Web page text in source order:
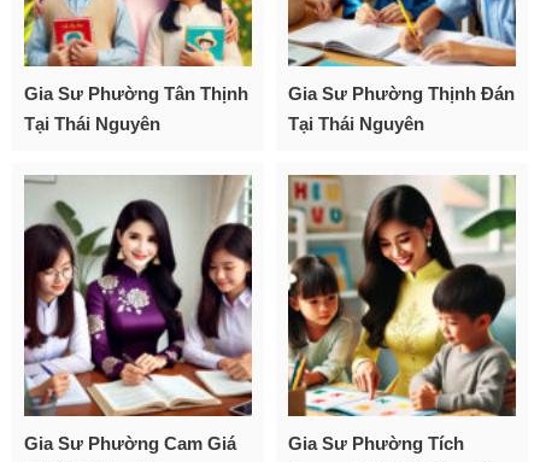
Gia Sư Phường Tân Thịnh
Tại Thái Nguyên
Gia Sư Phường Thịnh Đán
Tại Thái Nguyên
Gia Sư Phường Cam Giá
Gia Sư Phường Tích